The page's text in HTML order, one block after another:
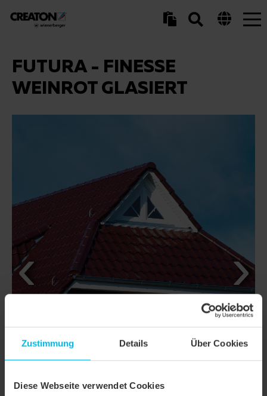
Zustimmung Details Über Cookies
Diese Webseite verwendet Cookies
FUTURA - FINESSE
WEINROT GLASIERT